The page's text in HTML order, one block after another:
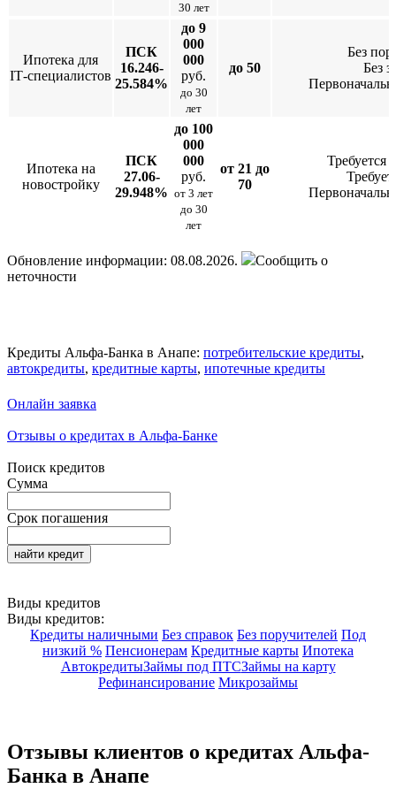
30 лет
Ипотека для
IT‑специалистов
ПСК
16.246-
25.584%
до 9
000
000
руб.
до 30
лет
до 50
Без
Без
Ипотека на
новостройку
ПСК
27.06-
29.948%
до 100
000
000
руб.
от 3 лет
до 30
лет
от 21 до
70
Требуется
Обновление информации: 08.08.2026.
Сообщить о
неточности
Кредиты Альфа-Банка в Анапе: потребительские кредиты,
автокредиты, кредитные карты, ипотечные кредиты
Онлайн заявка
Отзывы о кредитах в Альфа-Банке
Поиск кредитов
Сумма
Срок погашения
найти кредит
Виды кредитов
Виды кредитов:
Кредиты наличными Без справок Без поручителей Под
низкий % Пенсионерам Кредитные карты Ипотека
АвтокредитыЗаймы под ПТСЗаймы на карту
Рефинансирование Микрозаймы
Отзывы клиентов о кредитах Альфа-
Банка в Анапе